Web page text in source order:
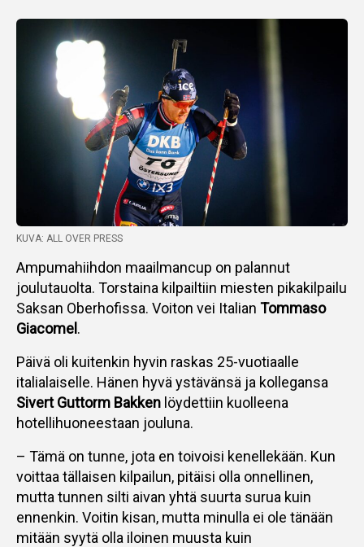
KUVA: ALL OVER PRESS
Ampumahiihdon maailmancup on palannut
joulutauolta. Torstaina kilpailtiin miesten pikakilpailu
Saksan Oberhofissa. Voiton vei Italian Tommaso
Giacomel .
Päivä oli kuitenkin hyvin raskas 25-vuotiaalle
italialaiselle. Hänen hyvä ystävänsä ja kollegansa
Sivert Guttorm Bakken löydettiin kuolleena
hotellihuoneestaan jouluna.
– Tämä on tunne, jota en toivoisi kenellekään. Kun
voittaa tällaisen kilpailun, pitäisi olla onnellinen,
mutta tunnen silti aivan yhtä suurta surua kuin
ennenkin. Voitin kisan, mutta minulla ei ole tänään
mitään syytä olla iloinen muusta kuin